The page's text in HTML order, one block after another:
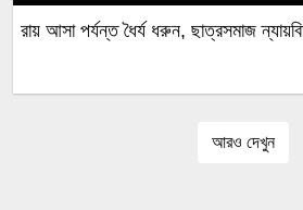
রায় আসা পর্যন্ত ধৈর্য ধরুন, ছাত্রসমাজ
আরও দেখুন